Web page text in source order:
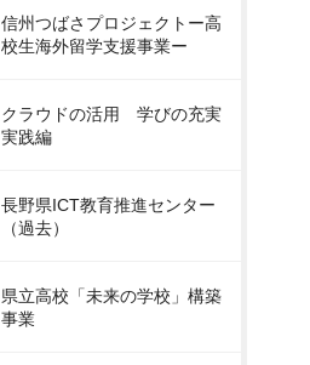
信州つばさプロジェクトー高
校生海外留学支援事業ー
クラウドの活用 学びの充実
実践編
長野県ICT教育推進センター
（過去）
県立高校「未来の学校」構築
事業